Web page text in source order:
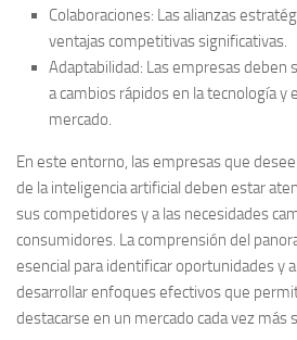
Colaboraciones: Las alianzas
ventajas competitivas significativas.
Adaptabilidad: Las empresas deben
a cambios rápidos en la tecnología y
mercado.
En este entorno, las empresas que
de la inteligencia artificial deben estar
sus competidoresy a las necesidades
consumidores. La comprensión del
esencial para identificar oportunidades y
desarrollar enfoques efectivos que
destacarse en un mercado cada vez más